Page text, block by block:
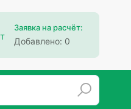
Заявка на расчёт:
Добавлено: 0